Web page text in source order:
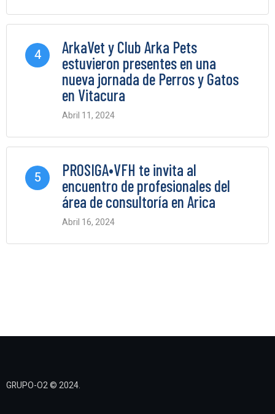
4
ArkaVet y Club Arka Pets
estuvieron presentes en una
nueva jornada de Perros y Gatos
en Vitacura
Abril 11, 2024
5
PROSIGA•VFH te invita al
encuentro de profesionales del
área de consultoría en Arica
Abril 16, 2024
GRUPO-O2 © 2024.